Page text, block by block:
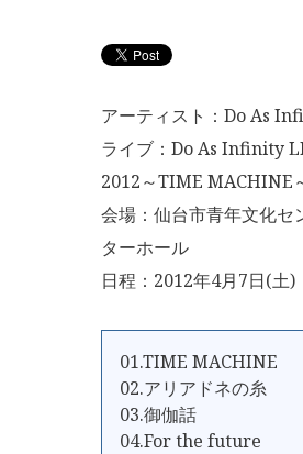
アーティスト：Do As
ライブ：Do As Infinity
2012～TIME MACHINE
会場：仙台市青年文化セ
ターホール
日程：2012年4月7日(土)
01.TIME MACHINE
02.アリアドネの糸
03.御伽話
04.For the future